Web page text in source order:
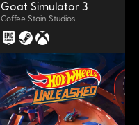
OYNAT
Goat Simulator 3
Coffee Stain Studios